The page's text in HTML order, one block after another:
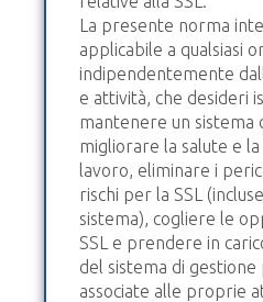
La presente norma
applicabile a qualsiasi
indipendentemente
e attività, che desideri
mantenere un sistema
migliorare la salute e la
lavoro, eliminare i
rischi per la SSL
sistema), cogliere le
SSL e prendere in
del sistema di gestione
associate alle proprie